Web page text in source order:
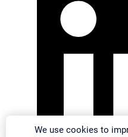
We use cookies to